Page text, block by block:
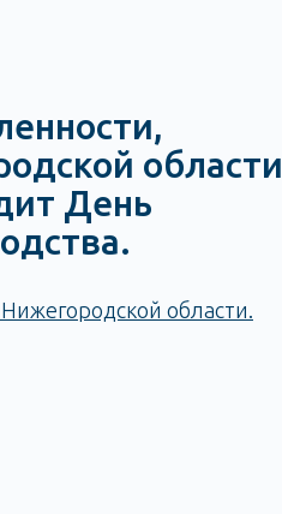
области
День
области.